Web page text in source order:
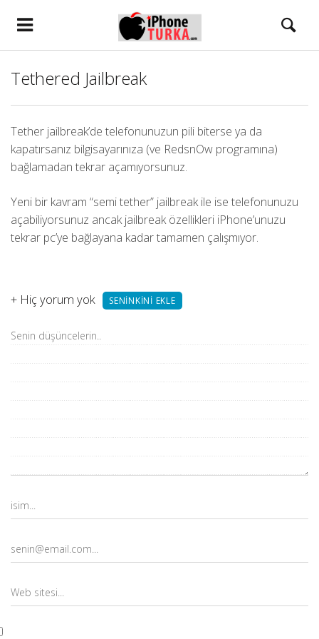
Tethered Jailbreak
Tether jailbreak’de telefonunuzun pili biterse ya da
kapatırsanız bilgisayarınıza (ve RedsnOw programına)
bağlamadan tekrar açamıyorsunuz.
Yeni bir kavram “semi tether” jailbreak ile ise telefonunuzu
açabiliyorsunuz ancak jailbreak özellikleri iPhone’unuzu
tekrar pc’ye bağlayana kadar tamamen çalışmıyor.
+ Hiç yorum yok SENINKINI EKLE